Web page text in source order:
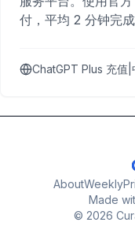
付，平均 2 分钟完
ChatGPT Plus 充值|
AboutWeekly
Made
© 2026